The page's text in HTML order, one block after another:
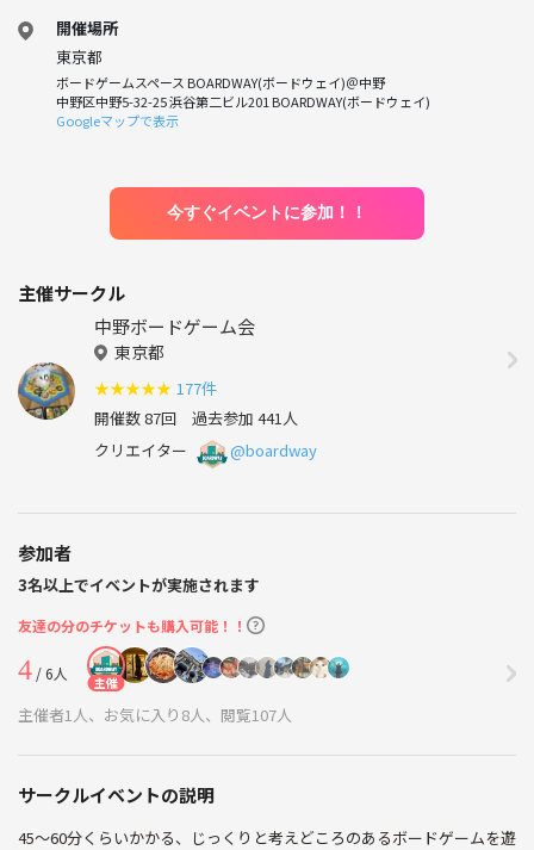
開催場所
東京都
ボードゲームスペース BOARDWAY(ボードウェイ)＠中野
中野区中野5-32-25 浜谷第二ビル201 BOARDWAY(ボードウェイ)
Googleマップで表示
今すぐイベントに参加！！
主催サークル
中野ボードゲーム会
東京都
★★★★★ 177件
開催数 87回 過去参加 441人
クリエイター
@boardway
参加者
3名以上でイベントが実施されます
友達の分のチケットも購入可能！！
4 / 6人 主催
主催者1人、お気に入り8人、閲覧107人
サークルイベントの説明
45〜60分くらいかかる、じっくりと考えどころのあるボードゲームを遊